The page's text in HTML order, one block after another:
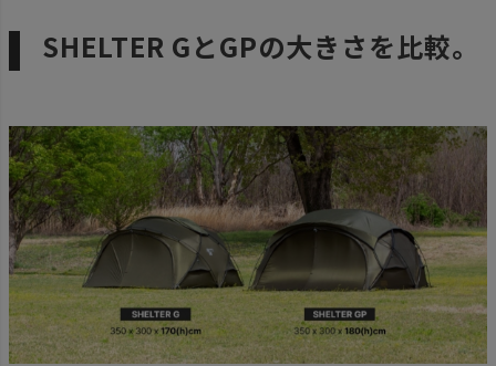
SHELTER GとGPの大きさを比較。